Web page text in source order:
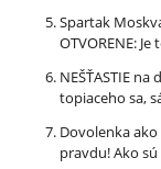
Spartak
OTVORENE:
NEŠŤASTIE
topiaceho sa,
Dovolenka
pravdu! Ako